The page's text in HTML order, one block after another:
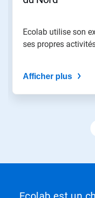
navigation.
Ecolab utilise son
ses propres
Afficher plus